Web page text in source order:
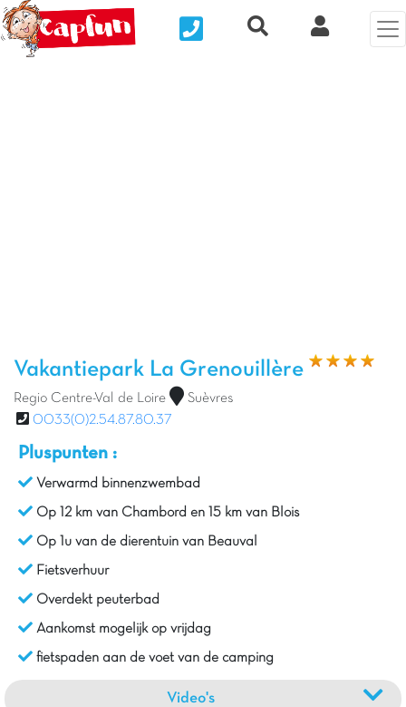
Nous contacterRecherche rapide
Mijn Clix
Vakantiepark La Grenouillère
Regio Centre-Val de Loire
Suèvres
0033(0)2.54.87.80.37
Pluspunten :
Verwarmd binnenzwembad
Op 12 km van Chambord en 15 km van Blois
Op 1u van de dierentuin van Beauval
Fietsverhuur
Overdekt peuterbad
Aankomst mogelijk op vrijdag
fietspaden aan de voet van de camping
Video's